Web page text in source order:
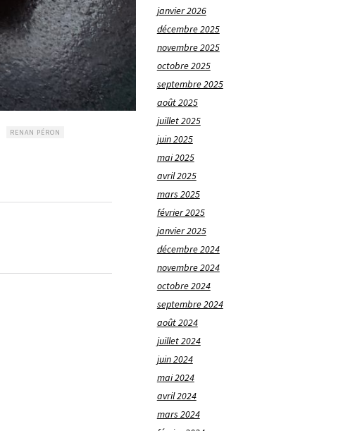
RENAN PÉRON
janvier 2026
décembre 2025
novembre 2025
octobre 2025
septembre 2025
août 2025
juillet 2025
juin 2025
mai 2025
avril 2025
mars 2025
février 2025
janvier 2025
décembre 2024
novembre 2024
octobre 2024
septembre 2024
août 2024
juillet 2024
juin 2024
mai 2024
avril 2024
mars 2024